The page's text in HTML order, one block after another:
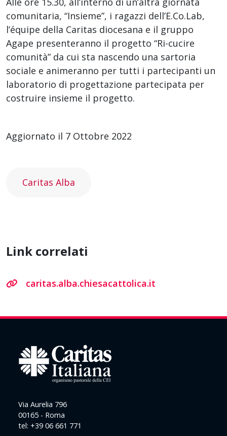
comunitaria, “Insieme”, i ragazzi dell’E.Co.Lab,
l’équipe della Caritas diocesana e il gruppo
Agape presenteranno il progetto “Ri-cucire
comunità” da cui sta nascendo una sartoria
sociale e animeranno per tutti i partecipanti un
laboratorio di progettazione partecipata per
costruire insieme il progetto.
Aggiornato il 7 Ottobre 2022
Caritas Alba
Link correlati
caritas.alba.chiesacattolica.it
Via Aurelia 796
00165 - Roma
tel: +39 06 661 771